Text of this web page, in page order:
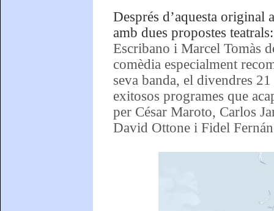
Després d’aquesta original
amb dues propostes
Escribano i Marcel Tomàs
comèdia especialment
seva banda, el divendres
exitosos programes que
per César Maroto, Carlos
David Ottone i Fidel